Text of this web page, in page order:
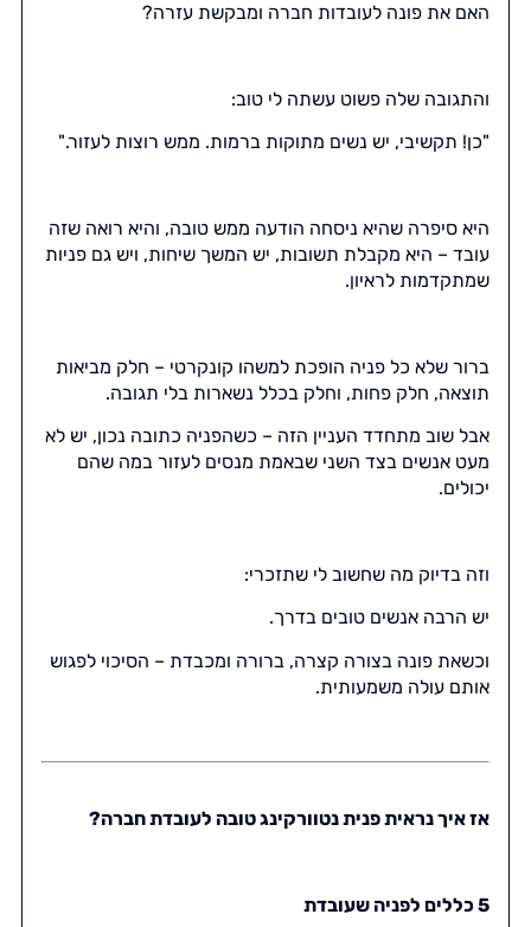
האם את פונה לעובדות חברה ומבקשת עזרה?
והתגובה שלה פשוט עשתה לי טוב:
"כן! תקשיבי, יש נשים מתוקות ברמות. ממש רוצות לעזור."
היא סיפרה שהיא ניסחה הודעה ממש טובה, והיא רואה שזה
עובד – היא מקבלת תשובות, יש המשך שיחות, ויש גם פניות
שמתקדמות לראיון.
ברור שלא כל פניה הופכת למשהו קונקרטי – חלק מביאות
תוצאה, חלק פחות, וחלק בכלל נשארות בלי תגובה.
אבל שוב מתחדד העניין הזה – כשהפניה כתובה נכון, יש לא
מעט אנשים בצד השני שבאמת מנסים לעזור במה שהם
יכולים.
וזה בדיוק מה שחשוב לי שתזכרי:
יש הרבה אנשים טובים בדרך.
וכשאת פונה בצורה קצרה, ברורה ומכבדת – הסיכוי לפגוש
אותם עולה משמעותית.
אז איך נראית פנית נטוורקינג טובה לעובדת חברה?
5 כללים לפניה שעובדת